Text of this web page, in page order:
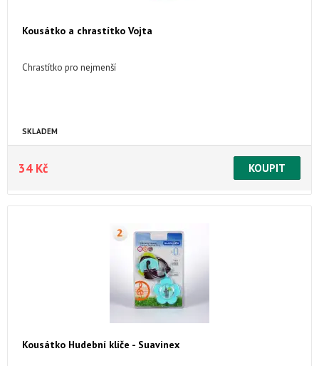
Kousátko a chrastítko Vojta
Chrastítko pro nejmenší
SKLADEM
34 Kč
Kousátko Hudební klíče - Suavinex